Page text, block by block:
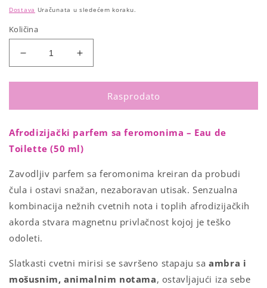
price
Dostava Uračunata u sledećem koraku.
Količina
Smanji
količinu
za
Femme
parfem
sa
Povećaj
količinu
za
Femme
parfem
sa
Rasprodato
Afrodizijački parfem sa feromonima – Eau de
Toilette (50 ml)
Zavodljiv parfem sa feromonima kreiran da probudi
čula i ostavi snažan, nezaboravan utisak. Senzualna
kombinacija nežnih cvetnih nota i toplih afrodizijačkih
akorda stvara magnetnu privlačnost kojoj je teško
odoleti.
Slatkasti cvetni mirisi se savršeno stapaju saambra i
mošusnim, animalnim notama, ostavljajući iza sebe